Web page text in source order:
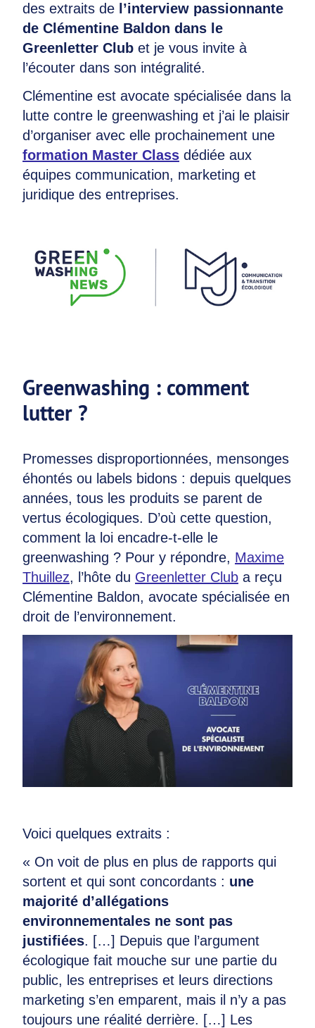
des extraits de l’interview passionnante
de Clémentine Baldon dans le
Greenletter Club et je vous invite à
l’écouter dans son intégralité.
Clémentine est avocate spécialisée dans la
lutte contre le greenwashing et j’ai le plaisir
d’organiser avec elle prochainement une
formation Master Class dédiée aux
équipes communication, marketing et
juridique des entreprises.
Greenwashing : comment
lutter ?
Promesses disproportionnées, mensonges
éhontés ou labels bidons : depuis quelques
années, tous les produits se parent de
vertus écologiques. D’où cette question,
comment la loi encadre-t-elle le
greenwashing ? Pour y répondre, Maxime
Thuillez, l’hôte du Greenletter Club a reçu
Clémentine Baldon, avocate spécialisée en
droit de l’environnement.
Voici quelques extraits :
« On voit de plus en plus de rapports qui
sortent et qui sont concordants : une
majorité d’allégations
environnementales ne sont pas
justifiées. […] Depuis que l’argument
écologique fait mouche sur une partie du
public, les entreprises et leurs directions
marketing s’en emparent, mais il n’y a pas
toujours une réalité derrière. […] Les